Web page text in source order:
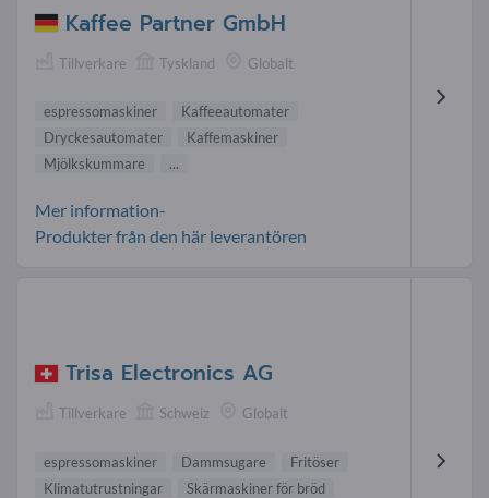
Kaffee Partner GmbH
Tillverkare Tyskland Globalt
espressomaskiner
Kaffeeautomater
Dryckesautomater
Kaffemaskiner
Mjölkskummare
...
Mer information-
Produkter från den här leverantören
Trisa Electronics AG
Tillverkare Schweiz Globalt
espressomaskiner Dammsugare
Fritöser
Klimatutrustningar
Skärmaskiner för bröd